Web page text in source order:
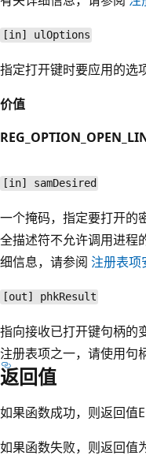
[in] ulOptions
指定打开键时要应用的选
价值
[in] samDesired
一个掩码，指定要打开的
全描述符不允许调用进程
细信息，请参阅 注册表项
[out] phkResult
指向接收已打开键句柄的
注册表项之一，请使用句
返回值
如果函数成功，则返回值
如果函数失败，则返回值